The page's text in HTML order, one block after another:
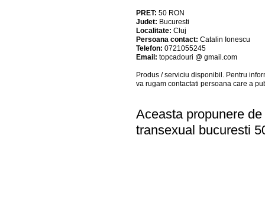
PRET: 50 RON
Judet: Bucuresti
Localitate: Cluj
Persoana contact: Catalin Ionescu
Telefon: 0721055245
Email: topcadouri @ gmail.com
Produs / serviciu disponibil . Pentru
va rugam contactati persoana care a
Aceasta propunere
transexual bucuresti